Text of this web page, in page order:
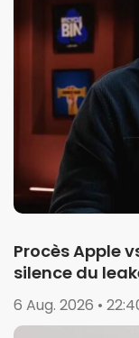
Procès Apple
silence du
6 Aug. 2026 •